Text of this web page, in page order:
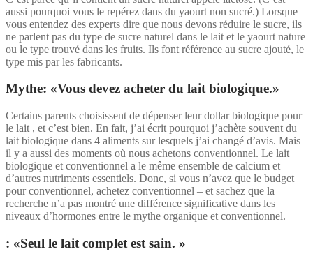
aussi pourquoi vous le repérez dans du yaourt non sucré.) Lorsque
vous entendez des experts dire que nous devons réduire le sucre, ils
ne parlent pas du type de sucre naturel dans le lait et le yaourt nature
ou le type trouvé dans les fruits. Ils font référence au sucre ajouté, le
type mis par les fabricants.
Mythe: «Vous devez acheter du lait biologique.»
Certains parents choisissent de dépenser leur dollar biologique pour
le lait , et c’est bien. En fait, j’ai écrit pourquoi j’achète souvent du
lait biologique dans 4 aliments sur lesquels j’ai changé d’avis. Mais
il y a aussi des moments où nous achetons conventionnel. Le lait
biologique et conventionnel a le même ensemble de calcium et
d’autres nutriments essentiels. Donc, si vous n’avez que le budget
pour conventionnel, achetez conventionnel – et sachez que la
recherche n’a pas montré une différence significative dans les
niveaux d’hormones entre le mythe organique et conventionnel.
: «Seul le lait complet est sain. »